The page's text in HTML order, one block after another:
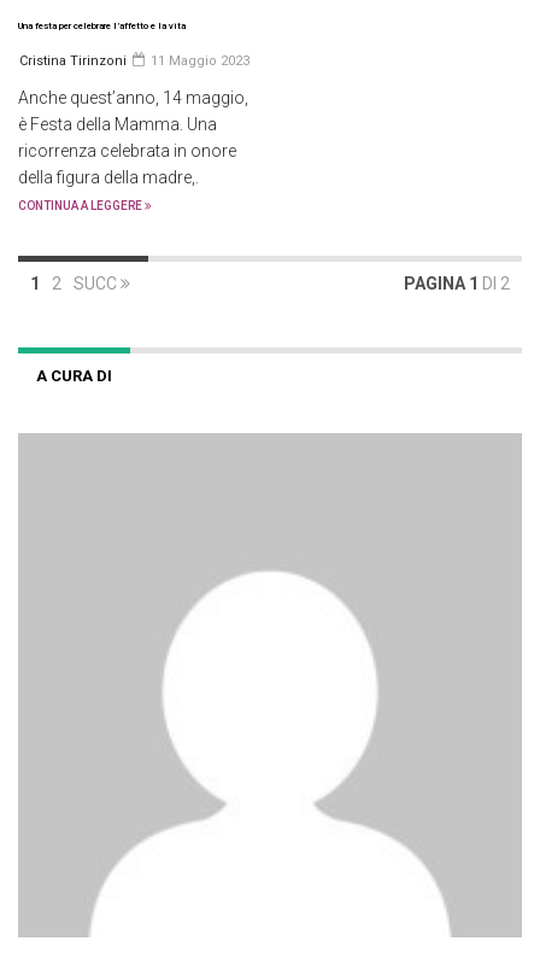
Una festa per celebrare l’affetto e la vita
Cristina Tirinzoni 11 Maggio 2023
Anche quest’anno, 14 maggio,
è Festa della Mamma. Una
ricorrenza celebrata in onore
della figura della madre,.
CONTINUA A LEGGERE
1 2 SUCC PAGINA 1 DI 2
A CURA DI